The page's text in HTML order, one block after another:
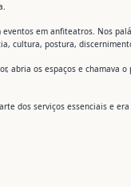
eventos em anfiteatros. Nos
cultura, postura,
abria os espaços e chamava
dos serviços essenciais e